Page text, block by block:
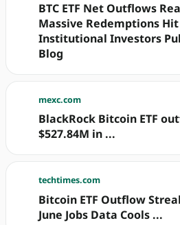
BTC ETF Net Outflows
Massive Redemptions
Institutional Investors
Blog
mexc.com
BlackRock Bitcoin ETF
$527.84M in ...
techtimes.com
Bitcoin ETF Outflow
June Jobs Data Cools ...